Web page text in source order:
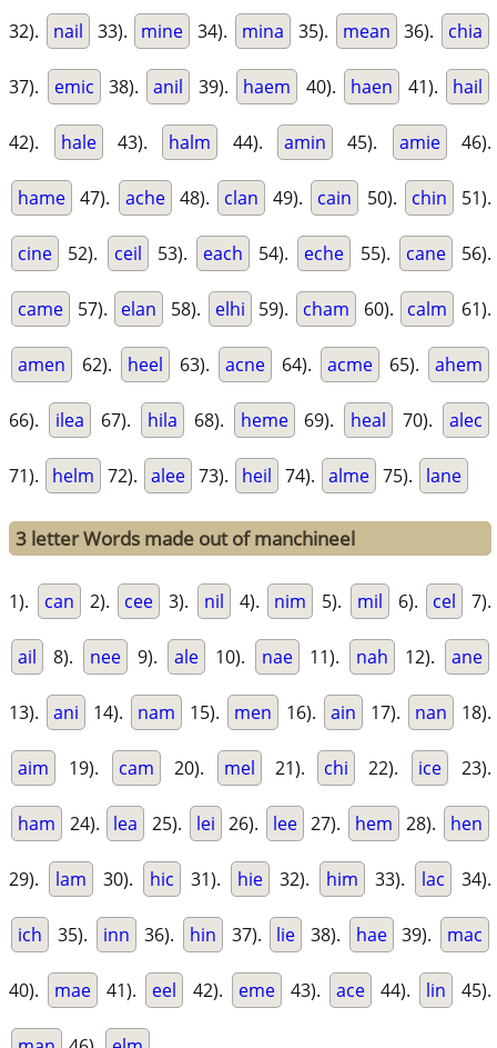
32). nail 33). mine 34). mina 35). mean 36). chia
37). emic 38). anil 39). haem 40). haen 41). hail
42). hale 43). halm 44). amin 45). amie 46).
hame 47). ache 48). clan 49). cain 50). chin 51).
cine 52). ceil 53). each 54). eche 55). cane 56).
came 57). elan 58). elhi 59). cham 60). calm 61).
amen 62). heel 63). acne 64). acme 65). ahem
66). ilea 67). hila 68). heme 69). heal 70). alec
71). helm 72). alee 73). heil 74). alme 75). lane
3 letter Words made out of manchineel
1). can 2). cee 3). nil 4). nim 5). mil 6). cel 7).
ail 8). nee 9). ale 10). nae 11). nah 12). ane
13). ani 14). nam 15). men 16). ain 17). nan 18).
aim 19). cam 20). mel 21). chi 22). ice 23).
ham 24). lea 25). lei 26). lee 27). hem 28). hen
29). lam 30). hic 31). hie 32). him 33). lac 34).
ich 35). inn 36). hin 37). lie 38). hae 39). mac
40). mae 41). eel 42). eme 43). ace 44). lin 45).